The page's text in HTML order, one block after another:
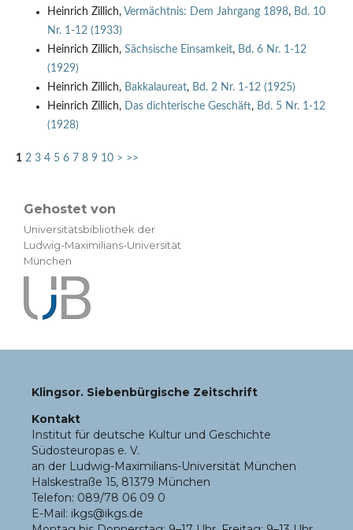
Heinrich Zillich, Vermächtnis: Dem Jahrgang 1898, Bd. 10
Nr. 1-12 (1933)
Heinrich Zillich, Sächsische Einsamkeit, Bd. 6 Nr. 1-12
(1929)
Heinrich Zillich, Bakkalaureat, Bd. 2 Nr. 1-12 (1925)
Heinrich Zillich, Das dichterische Geschäft, Bd. 5 Nr. 1-12
(1928)
1 2 3 4 5 6 7 8 9 10 > >>
Gehostet von
Universitätsbibliothek der
Ludwig-Maximilians-Universität
München
Klingsor. Siebenbürgische Zeitschrift
Kontakt
Institut für deutsche Kultur und Geschichte
Südosteuropas e. V.
an der Ludwig-Maximilians-Universität München
Halskestraße 15, 81379 München
Telefon: 089/78 06 09 0
E-Mail: ikgs@ikgs.de